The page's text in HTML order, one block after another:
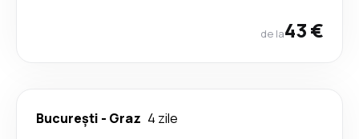
de la43 €
București - Graz 4 zile